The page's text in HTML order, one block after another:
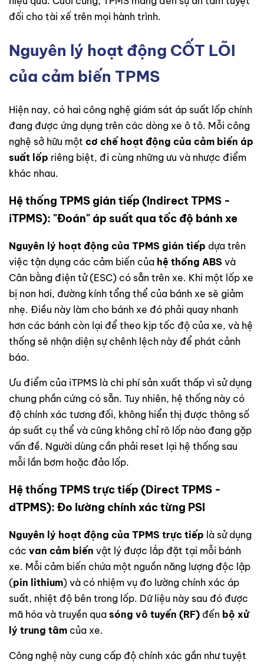
đối cho tài xế trên mọi hành trình.
Nguyên lý hoạt động CỐT LÕI
của cảm biến TPMS
Hiện nay, có hai công nghệ giám sát áp suất lốp chính
đang được ứng dụng trên các dòng xe ô tô. Mỗi công
nghệ sở hữu một cơ chế hoạt động của cảm biến áp
suất lốp riêng biệt, đi cùng những ưu và nhược điểm
khác nhau.
Hệ thống TPMS gián tiếp (Indirect TPMS -
iTPMS): "Đoán" áp suất qua tốc độ bánh xe
Nguyên lý hoạt động của TPMS gián tiếp dựa trên
việc tận dụng các cảm biến của hệ thống ABS và
Cân bằng điện tử (ESC) có sẵn trên xe. Khi một lốp xe
bị non hơi, đường kính tổng thể của bánh xe sẽ giảm
nhẹ. Điều này làm cho bánh xe đó phải quay nhanh
hơn các bánh còn lại để theo kịp tốc độ của xe, và hệ
thống sẽ nhận diện sự chênh lệch này để phát cảnh
báo.
Ưu điểm của iTPMS là chi phí sản xuất thấp vì sử dụng
chung phần cứng có sẵn. Tuy nhiên, hệ thống này có
độ chính xác tương đối, không hiển thị được thông số
áp suất cụ thể và cũng không chỉ rõ lốp nào đang gặp
vấn đề. Người dùng cần phải reset lại hệ thống sau
mỗi lần bơm hoặc đảo lốp.
Hệ thống TPMS trực tiếp (Direct TPMS -
dTPMS): Đo lường chính xác từng PSI
Nguyên lý hoạt động của TPMS trực tiếp là sử dụng
các van cảm biến vật lý được lắp đặt tại mỗi bánh
xe. Mỗi cảm biến chứa một nguồn năng lượng độc lập
(pin lithium) và có nhiệm vụ đo lường chính xác áp
suất, nhiệt độ bên trong lốp. Dữ liệu này sau đó được
mã hóa và truyền qua sóng vô tuyến (RF) đến bộ xử
lý trung tâm của xe.
Công nghệ này cung cấp độ chính xác gần như tuyệt